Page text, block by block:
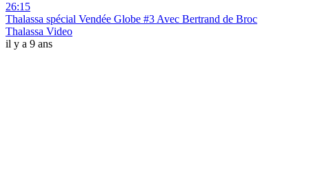
26:15
Thalassa spécial Vendée Globe #3 Avec Bertrand de Broc
Thalassa Video
il y a 9 ans